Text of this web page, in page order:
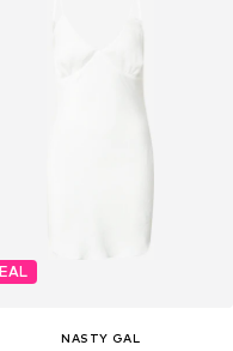
NASTY GAL